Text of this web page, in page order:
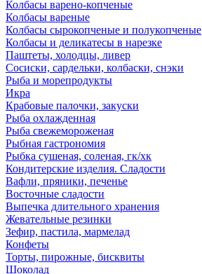
Колбасы варено-копченые
Колбасы вареные
Колбасы сырокопченые и полукопченые
Колбасы и деликатесы в нарезке
Паштеты, холодцы, ливер
Сосиски, сардельки, колбаски, снэки
Рыба и морепродукты
Икра
Крабовые палочки, закуски
Рыба охлажденная
Рыба свежемороженая
Рыбная гастрономия
Рыбка сушеная, соленая, гк/хк
Кондитерские изделия. Сладости
Вафли, пряники, печенье
Восточные сладости
Выпечка длительного хранения
Жевательные резинки
Зефир, пастила, мармелад
Конфеты
Торты, пирожные, бисквиты
Шоколад